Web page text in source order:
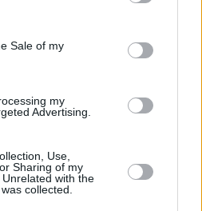
and its third-party tags to
purposes in below Google
Sale of my
my
Advertising.
Use,
Sharing of my
with the
collected.
nappali zónában – ahol az
folytonosan fut végig – egy
kanapé és egy